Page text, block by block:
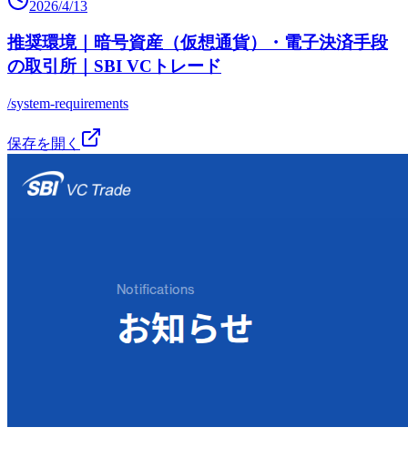
2026/4/13
推奨環境｜暗号資産（仮想通貨）・電子決済手段
の取引所｜SBI VCトレード
/system-requirements
保存を開く